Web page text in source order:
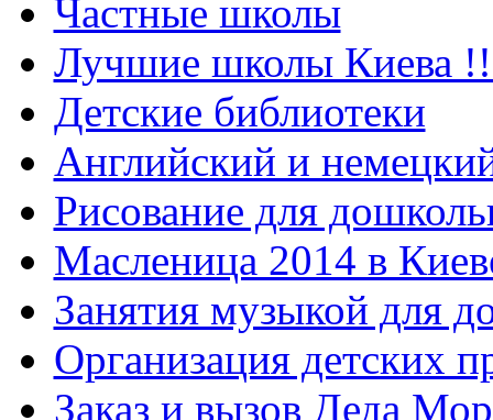
Частные школы
Лучшие школы Киева
Детские библиотеки
Английский и
Рисование для
Масленица 2014 в
Занятия музыкой для
Организация детских
Заказ и вызов Деда